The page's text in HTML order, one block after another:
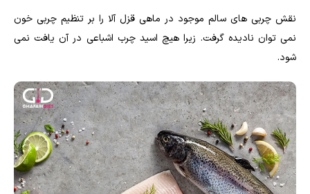
نقش چربی های سالم موجود در ماهی قزل آلا را بر تنظیم چربی خون
نمی توان نادیده گرفت. زیرا هیچ اسید چرب اشباعی در آن یافت نمی
شود.